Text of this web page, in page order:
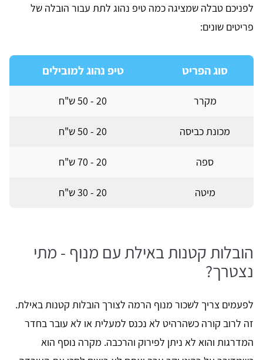
לפניכם טבלה שמציגה כמה טיפ נהוג לתת עבור הובלה של
פריטים שונים:
סוג הפריט טיפ נהוג למובילים
מקרר 20 - 50 ש"ח
מכונת כביסה 20 - 50 ש"ח
ספה 20 - 70 ש"ח
מיטה 20 - 30 ש"ח
הובלות קטנות באילת עם מנוף - מתי
נצטרך?
לפעמים צריך לשכור מנוף הרמה לצורך הובלות קטנות באילת.
זה לרוב קורה כשהרהיט לא נכנס למעלית או לא עובר בחדר
המדרגות והוא לא ניתן לפירוק והרכבה. מקרה נוסף הוא